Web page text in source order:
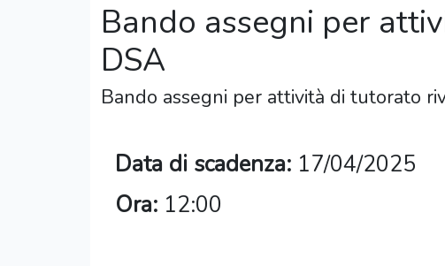
Bando assegni per
DSA
Bando assegni per attività di tutorato
Data di scadenza: 17/04/2025
Ora: 12:00